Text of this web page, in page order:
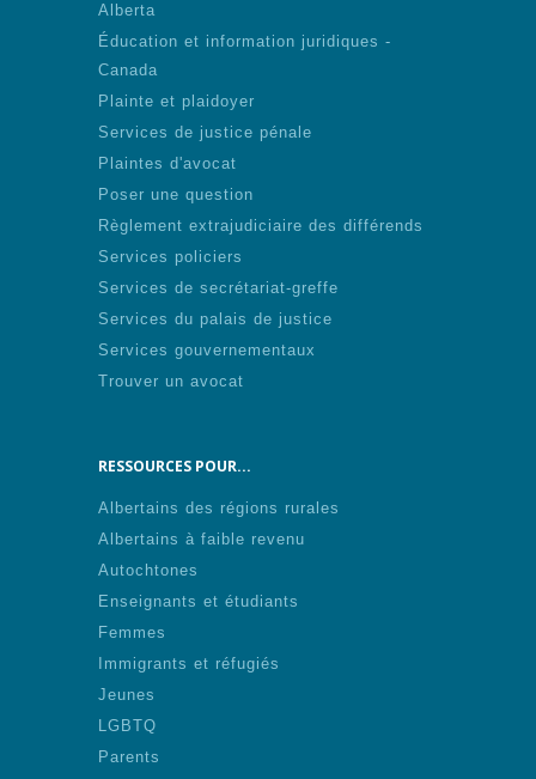
Alberta
Éducation et information juridiques -
Canada
Plainte et plaidoyer
Services de justice pénale
Plaintes d'avocat
Poser une question
Règlement extrajudiciaire des différends
Services policiers
Services de secrétariat-greffe
Services du palais de justice
Services gouvernementaux
Trouver un avocat
RESSOURCES POUR...
Albertains des régions rurales
Albertains à faible revenu
Autochtones
Enseignants et étudiants
Femmes
Immigrants et réfugiés
Jeunes
LGBTQ
Parents